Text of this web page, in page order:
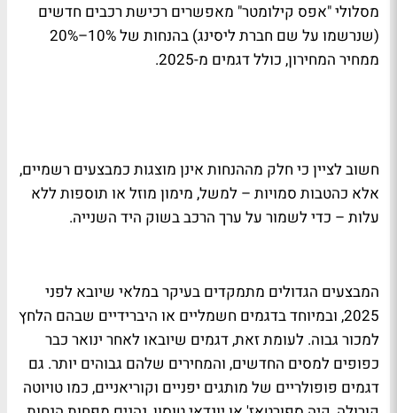
מסלולי "אפס קילומטר" מאפשרים רכישת רכבים חדשים
(שנרשמו על שם חברת ליסינג) בהנחות של 10%–20%
ממחיר המחירון, כולל דגמים מ-2025.
חשוב לציין כי חלק מההנחות אינן מוצגות כמבצעים רשמיים,
אלא כהטבות סמויות – למשל, מימון מוזל או תוספות ללא
עלות – כדי לשמור על ערך הרכב בשוק היד השנייה.
המבצעים הגדולים מתמקדים בעיקר במלאי שיובא לפני
2025, ובמיוחד בדגמים חשמליים או היברידיים שבהם הלחץ
למכור גבוה. לעומת זאת, דגמים שיובאו לאחר ינואר כבר
כפופים למסים החדשים, והמחירים שלהם גבוהים יותר. גם
דגמים פופולריים של מותגים יפניים וקוריאניים, כמו טויוטה